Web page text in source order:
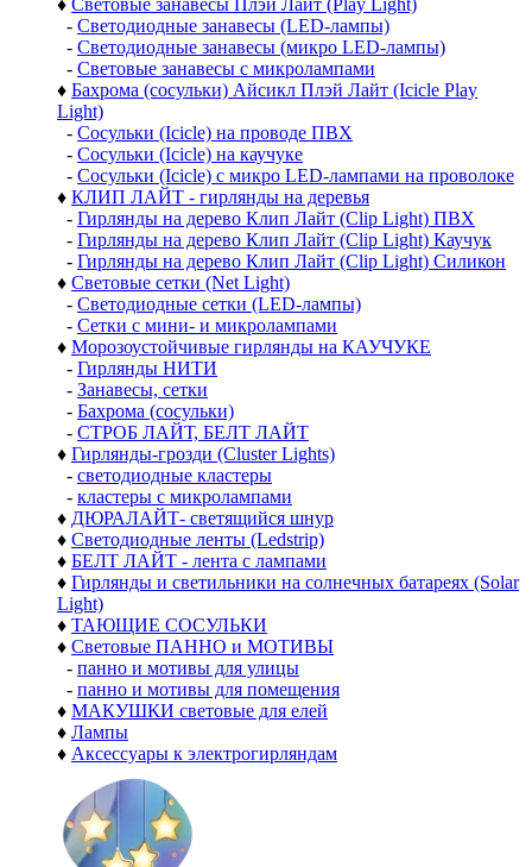
♦ Световые занавесы Плэй Лайт (Play Light)
- Светодиодные занавесы (LED-лампы)
- Светодиодные занавесы (микро LED-лампы)
- Световые занавесы с микролампами
♦ Бахрома (сосульки) Айсикл Плэй Лайт (Icicle Play
Light)
- Сосульки (Icicle) на проводе ПВХ
- Сосульки (Icicle) на каучуке
- Сосульки (Icicle) с микро LED-лампами на проволоке
♦ КЛИП ЛАЙТ - гирлянды на деревья
- Гирлянды на дерево Клип Лайт (Clip Light) ПВХ
- Гирлянды на дерево Клип Лайт (Clip Light) Каучук
- Гирлянды на дерево Клип Лайт (Clip Light) Силикон
♦ Световые сетки (Net Light)
- Светодиодные сетки (LED-лампы)
- Сетки с мини- и микролампами
♦ Морозоустойчивые гирлянды на КАУЧУКЕ
- Гирлянды НИТИ
- Занавесы, сетки
- Бахрома (сосульки)
- СТРОБ ЛАЙТ, БЕЛТ ЛАЙТ
♦ Гирлянды-грозди (Cluster Lights)
- светодиодные кластеры
- кластеры с микролампами
♦ ДЮРАЛАЙТ- светящийся шнур
♦ Светодиодные ленты (Ledstrip)
♦ БЕЛТ ЛАЙТ - лента с лампами
♦ Гирлянды и светильники на солнечных батареях (Solar
Light)
♦ ТАЮЩИЕ СОСУЛЬКИ
♦ Световые ПАННО и МОТИВЫ
- панно и мотивы для улицы
- панно и мотивы для помещения
♦ МАКУШКИ световые для елей
♦ Лампы
♦ Аксессуары к электрогирляндам